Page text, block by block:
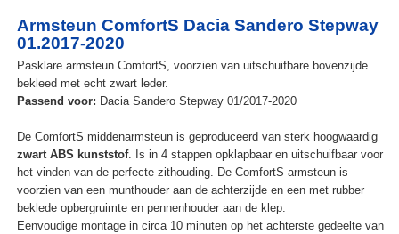
Armsteun ComfortS Dacia Sandero Stepway
01.2017-2020
Pasklare armsteun ComfortS, voorzien van uitschuifbare bovenzijde
bekleed met echt zwart leder.
Passend voor: Dacia Sandero Stepway 01/2017-2020
De ComfortS middenarmsteun is geproduceerd van sterk hoogwaardig
zwart ABS kunststof. Is in 4 stappen opklapbaar en uitschuifbaar voor
het vinden van de perfecte zithouding. De ComfortS armsteun is
voorzien van een munthouder aan de achterzijde en een met rubber
beklede opbergruimte en pennenhouder aan de klep.
Eenvoudige montage in circa 10 minuten op het achterste gedeelte van